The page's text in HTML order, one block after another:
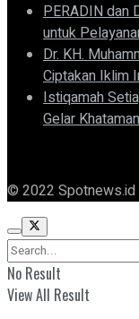
PERADIN dan
untuk
Dr. KH.
Ciptakan Iklim
Istiqamah
Gelar
© 2022 Spotnews.id
No Result
View All Result